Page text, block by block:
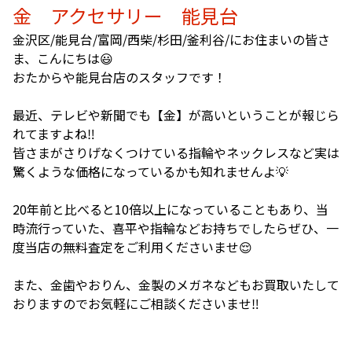
金 アクセサリー 能見台
金沢区/能見台/富岡/西柴/杉田/釜利谷/にお住まいの皆さ
ま、こんにちは😃
おたからや能見台店のスタッフです！
最近、テレビや新聞でも【金】が高いということが報じら
れてますよね‼️
皆さまがさりげなくつけている指輪やネックレスなど実は
驚くような価格になっているかも知れませんよ💡
20年前と比べると10倍以上になっていることもあり、当
時流行っていた、喜平や指輪などお持ちでしたらぜひ、一
度当店の無料査定をご利用くださいませ😌
また、金歯やおりん、金製のメガネなどもお買取いたして
おりますのでお気軽にご相談くださいませ‼️